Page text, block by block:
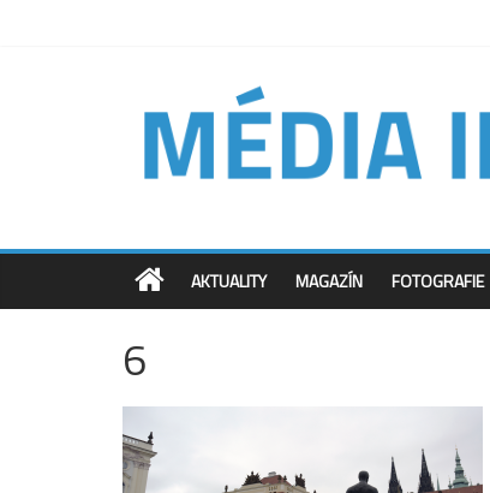
AKTUALITY MAGAZÍN FOTOGRAFIE
6